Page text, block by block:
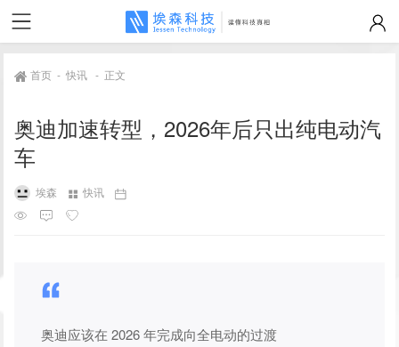
首页 -快讯 - 正文
奥迪加速转型，2026年后只出纯电动汽
车
埃森 快讯
奥迪应该在 2026 年完成向全电动的过渡